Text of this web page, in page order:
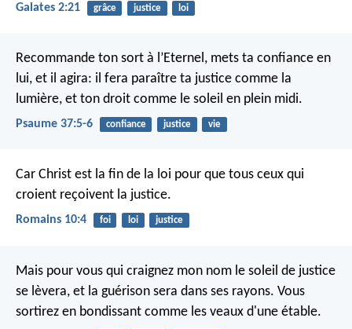
Galates 2:21 grâce justice loi
Recommande ton sort à l’Eternel, mets ta confiance en
lui, et il agira: il fera paraître ta justice comme la
lumière, et ton droit comme le soleil en plein midi.
Psaume 37:5-6 confiance justice vie
Car Christ est la fin de la loi pour que tous ceux qui
croient reçoivent la justice.
Romains 10:4 foi loi justice
Mais pour vous qui craignez mon nom le soleil de justice
se lèvera, et la guérison sera dans ses rayons. Vous
sortirez en bondissant comme les veaux d'une étable.